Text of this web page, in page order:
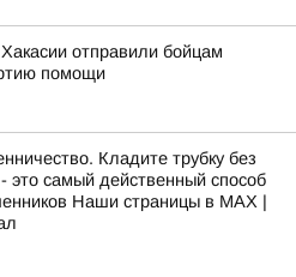
отправили бойцам
помощи
Кладите трубку без
- это самый действенный способ
Наши страницы в MAX |